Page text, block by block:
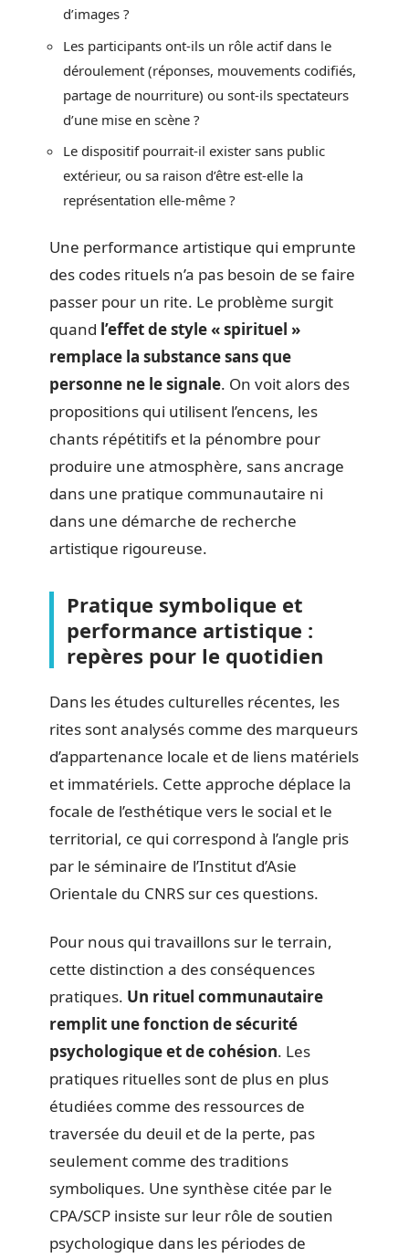
d’images ?
Les participants ont-ils un rôle actif dans le
déroulement (réponses, mouvements codifiés,
partage de nourriture) ou sont-ils spectateurs
d’une mise en scène ?
Le dispositif pourrait-il exister sans public
extérieur, ou sa raison d’être est-elle la
représentation elle-même ?
Une performance artistique qui emprunte
des codes rituels n’a pas besoin de se faire
passer pour un rite. Le problème surgit
quand l’effet de style « spirituel »
remplace la substance sans que
personne ne le signale. On voit alors des
propositions qui utilisent l’encens, les
chants répétitifs et la pénombre pour
produire une atmosphère, sans ancrage
dans une pratique communautaire ni
dans une démarche de recherche
artistique rigoureuse.
Pratique symbolique et
performance artistique :
repères pour le quotidien
Dans les études culturelles récentes, les
rites sont analysés comme des marqueurs
d’appartenance locale et de liens matériels
et immatériels. Cette approche déplace la
focale de l’esthétique vers le social et le
territorial, ce qui correspond à l’angle pris
par le séminaire de l’Institut d’Asie
Orientale du CNRS sur ces questions.
Pour nous qui travaillons sur le terrain,
cette distinction a des conséquences
pratiques. Un rituel communautaire
remplit une fonction de sécurité
psychologique et de cohésion. Les
pratiques rituelles sont de plus en plus
étudiées comme des ressources de
traversée du deuil et de la perte, pas
seulement comme des traditions
symboliques. Une synthèse citée par le
CPA/SCP insiste sur leur rôle de soutien
psychologique dans les périodes de